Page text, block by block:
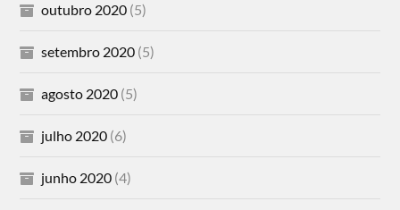
outubro 2020 (5)
setembro 2020 (5)
agosto 2020 (5)
julho 2020 (6)
junho 2020 (4)